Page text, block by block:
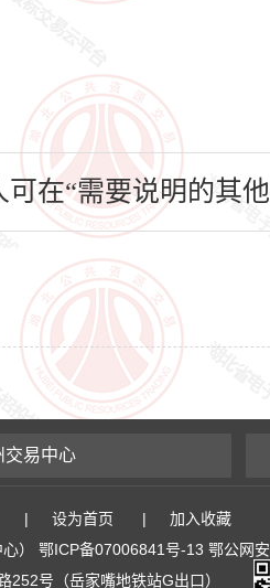
在“需要说明的其他
交易中心
| 设为首页 |
加入收藏
） 鄂ICP备07006841号-13 鄂公网
252号（岳家嘴地铁站G出口）